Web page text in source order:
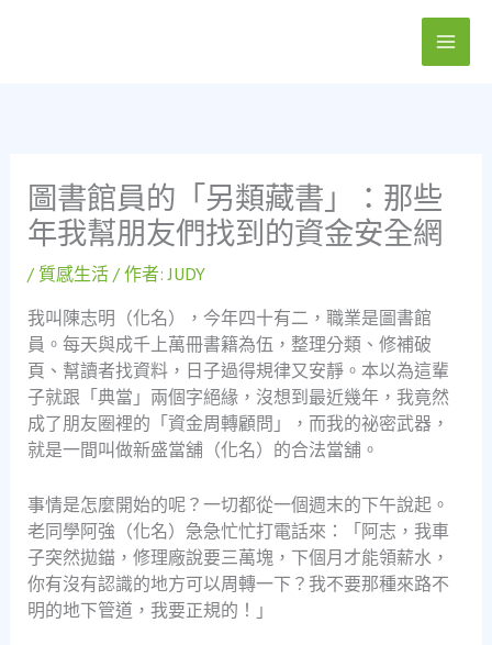
圖書館員的「另類藏書」：那些
年我幫朋友們找到的資金安全網
/ 質感生活/ 作者:JUDY
我叫陳志明（化名），今年四十有二，職業是圖書館
員。每天與成千上萬冊書籍為伍，整理分類、修補破
頁、幫讀者找資料，日子過得規律又安靜。本以為這輩
子就跟「典當」兩個字絕緣，沒想到最近幾年，我竟然
成了朋友圈裡的「資金周轉顧問」，而我的祕密武器，
就是一間叫做新盛當舖（化名）的合法當舖。
事情是怎麼開始的呢？一切都從一個週末的下午說起。
老同學阿強（化名）急急忙忙打電話來：「阿志，我車
子突然拋錨，修理廠說要三萬塊，下個月才能領薪水，
你有沒有認識的地方可以周轉一下？我不要那種來路不
明的地下管道，我要正規的！」